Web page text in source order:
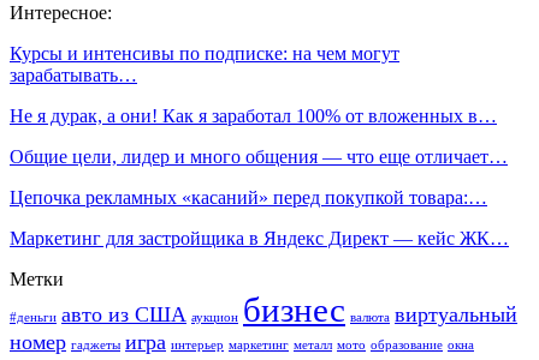
Интересное:
Курсы и интенсивы по подписке: на чем могут
зарабатывать…
Не я дурак, а они! Как я заработал 100% от вложенных в…
Общие цели, лидер и много общения — что еще отличает…
Цепочка рекламных «касаний» перед покупкой товара:…
Маркетинг для застройщика в Яндекс Директ — кейс ЖК…
Метки
#деньги авто из США аукцион бизнес валюта виртуальный
номер гаджеты игра интерьер маркетинг металл мото образование окна